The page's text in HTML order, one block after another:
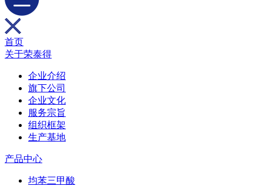
首页
关于荣泰得
企业介绍
旗下公司
企业文化
服务宗旨
组织框架
生产基地
产品中心
均苯三甲酸